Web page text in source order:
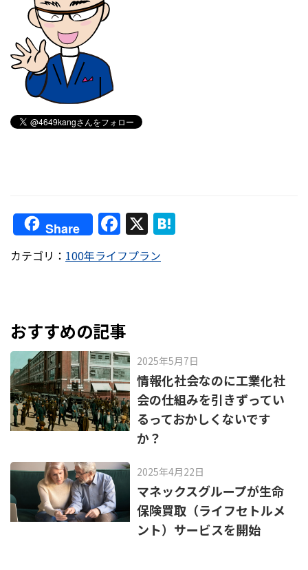
Share F
a
c
o
o
k
X
カテゴリ： 100年ライフプラン
おすすめの記事
2025年5月7日
情報化社会なのに工業化社
会の仕組みを引きずってい
るっておかしくないです
か？
2025年4月22日
マネックスグループが生命
保険買取（ライフセトルメ
ント）サービスを開始